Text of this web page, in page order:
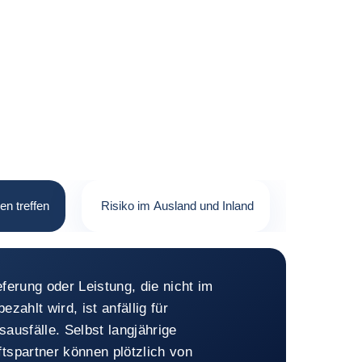
treffen Risiko im Ausland und Inland
jeden treffen
oder Leistung, die nicht im
wird, ist anfällig für
Selbst langjährige
können plötzlich von